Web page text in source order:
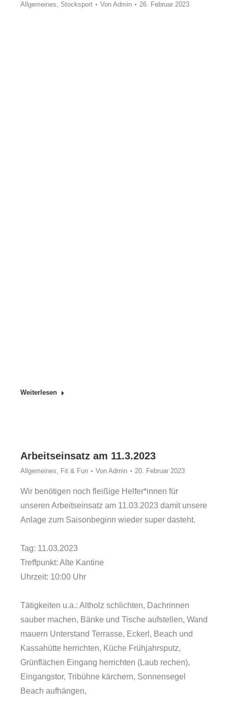
Allgemeines, Stocksport Von Admin 26. Februar 2023
Weiterlesen
Arbeitseinsatz am 11.3.2023
Allgemeines, Fit & Fun Von Admin 20. Februar 2023
Wir benötigen noch fleißige Helfer*innen für
unseren Arbeitseinsatz am 11.03.2023 damit unsere
Anlage zum Saisonbeginn wieder super dasteht.
Tag: 11.03.2023
Treffpunkt: Alte Kantine
Uhrzeit: 10:00 Uhr
Tätigkeiten u.a.: Altholz schlichten, Dachrinnen
sauber machen, Bänke und Tische aufstellen, Wand
mauern Unterstand Terrasse, Eckerl, Beach und
Kassahütte herrichten, Küche Frühjahrsputz,
Grünflächen Eingang herrichten (Laub rechen),
Eingangstor, Tribühne kärchern, Sonnensegel
Beach aufhängen,